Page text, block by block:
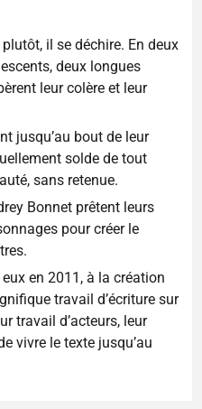
il se déchire. En deux
deux longues
leur colère et leur
jusqu’au bout de leur
solde de tout
sans retenue.
Bonnet prêtent leurs
pour créer le
en 2011, à la création
travail d’écriture sur
travail d’acteurs, leur
vivre le texte jusqu’au